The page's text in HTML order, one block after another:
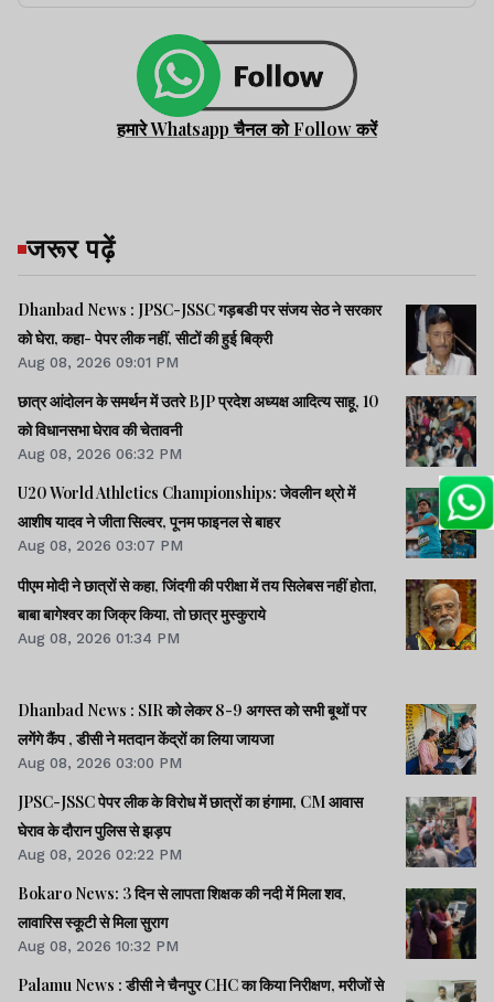
हमारे Whatsapp चैनल को Follow करें
जरूर पढ़ें
Dhanbad News : JPSC-JSSC गड़बडी पर संजय सेठ ने सरकार
को घेरा, कहा- पेपर लीक नहीं, सीटों की हुई बिक्री
Aug 08, 2026 09:01 PM
छात्र आंदोलन के समर्थन में उतरे BJP प्रदेश अध्यक्ष आदित्य साहू, 10
को विधानसभा घेराव की चेतावनी
Aug 08, 2026 06:32 PM
U20 World Athletics Championships: जेवलीन थ्रो में
आशीष यादव ने जीता सिल्वर, पूनम फाइनल से बाहर
Aug 08, 2026 03:07 PM
पीएम मोदी ने छात्रों से कहा, जिंदगी की परीक्षा में तय सिलेबस नहीं होता,
बाबा बागेश्वर का जिक्र किया, तो छात्र मुस्कुराये
Aug 08, 2026 01:34 PM
Dhanbad News : SIR को लेकर 8-9 अगस्त को सभी बूथों पर
लगेंगे कैंप , डीसी ने मतदान केंद्रों का लिया जायजा
Aug 08, 2026 03:00 PM
JPSC-JSSC पेपर लीक के विरोध में छात्रों का हंगामा, CM आवास
घेराव के दौरान पुलिस से झड़प
Aug 08, 2026 02:22 PM
Bokaro News: 3 दिन से लापता शिक्षक की नदी में मिला शव,
लावारिस स्कूटी से मिला सुराग
Aug 08, 2026 10:32 PM
Palamu News : डीसी ने चैनपुर CHC का किया निरीक्षण, मरीजों से